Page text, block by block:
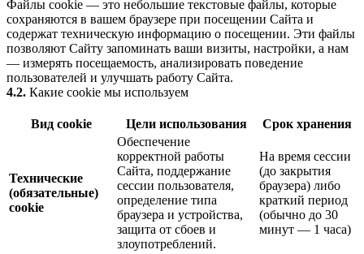
Файлы cookie — это небольшие текстовые файлы, которые
сохраняются в вашем браузере при посещении Сайта и
содержат техническую информацию о посещении. Эти файлы
позволяют Сайту запоминать ваши визиты, настройки, а нам
— измерять посещаемость, анализировать поведение
пользователей и улучшать работу Сайта.
4.2. Какие cookie мы используем
Вид cookie Цели использования Срок хранения
Технические
(обязательные)
cookie
Обеспечение
корректной работы
Сайта, поддержание
сессии пользователя,
определение типа
браузера и устройства,
защита от сбоев и
злоупотреблений.
На время сессии
(до закрытия
браузера) либо
краткий период
(обычно до 30
минут — 1 часа)